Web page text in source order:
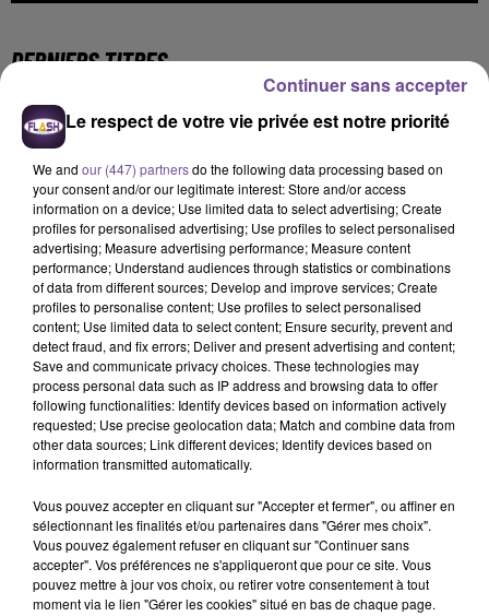
DERNIERS TITRES
17h57
17h57
CAMERON WHITCOMB
Medusa
JÉRÉMY FREROT
Frerot
LOUANE
On Était Beau
17h43
17h43
One Track Mind
17h39
17h39
Juste Un Peu
17h35
17h35
RIHANNA
This Is What You
Came For
Le respect de votre vie privée est notre priorité
We and our (447) partnersdo the following data processing based on
your consent and/or our legitimate interest: Store and/or access
information on a device; Use limited data to select advertising; Create
profiles for personalised advertising; Use profiles to select personalised
advertising; Measure advertising performance; Measure content
performance; Understand audiences through statistics or combinations
of data from different sources; Develop and improve services; Create
profiles to personalise content; Use profiles to select personalised
content; Use limited data to select content; Ensure security, prevent and
detect fraud, and fix errors; Deliver and present advertising and content;
Save and communicate privacy choices. These technologies may
process personal data such as IP address and browsing data to offer
following functionalities: Identify devices based on information actively
requested; Use precise geolocation data; Match and combine data from
other data sources; Link different devices; Identify devices based on
information transmitted automatically.
Vous pouvez accepter en cliquant sur "Accepter et fermer", ou affiner en
sélectionnant les finalités et/ou partenaires dans "Gérer mes choix".
Vous pouvez également refuser en cliquant sur "Continuer sans
accepter". Vos préférences ne s'appliqueront que pour ce site. Vous
pouvez mettre à jour vos choix, ou retirer votre consentement à tout
moment via le lien "Gérer les cookies" situé en bas de chaque page.
Continuer sans accepter